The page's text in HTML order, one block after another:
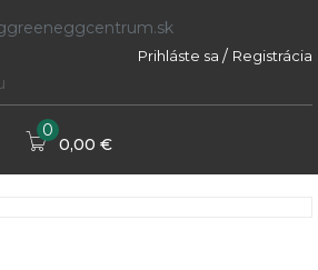
Prihláste sa / Registrácia
0
0,00 €